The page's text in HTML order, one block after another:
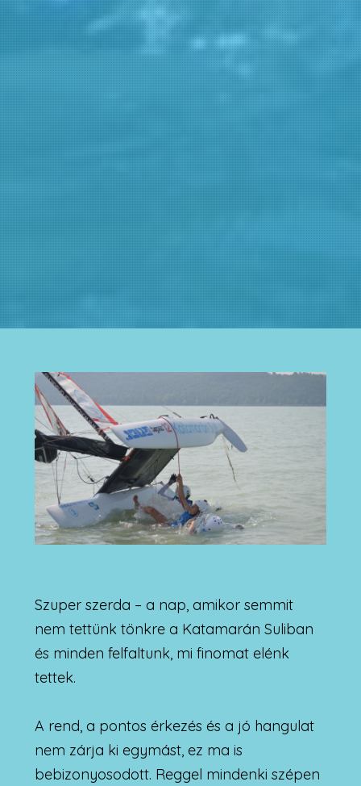
Szuper szerda – a nap, amikor semmit
nem tettünk tönkre a Katamarán Suliban
és minden felfaltunk, mi finomat elénk
tettek.
A rend, a pontos érkezés és a jó hangulat
nem zárja ki egymást, ez ma is
bebizonyosodott. Reggel mindenki szépen